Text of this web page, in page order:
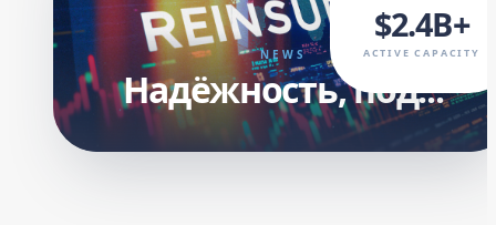
NEWS
Надёжность, под...
$2.4B+
ACTIVE CAPACITY